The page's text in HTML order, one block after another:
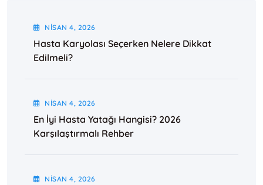
NISAN4 , 2026
Hasta Karyolası Seçerken Nelere Dikkat
Edilmeli?
NISAN4 , 2026
En İyi Hasta Yatağı Hangisi? 2026
Karşılaştırmalı Rehber
NISAN4 , 2026